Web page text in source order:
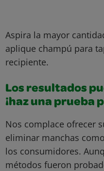
Aspira la mayor
aplique champú para
recipiente.
Los resultados
¡haz una prueba
Nos complace ofrecer
eliminar manchas
los consumidores.
métodos fueron